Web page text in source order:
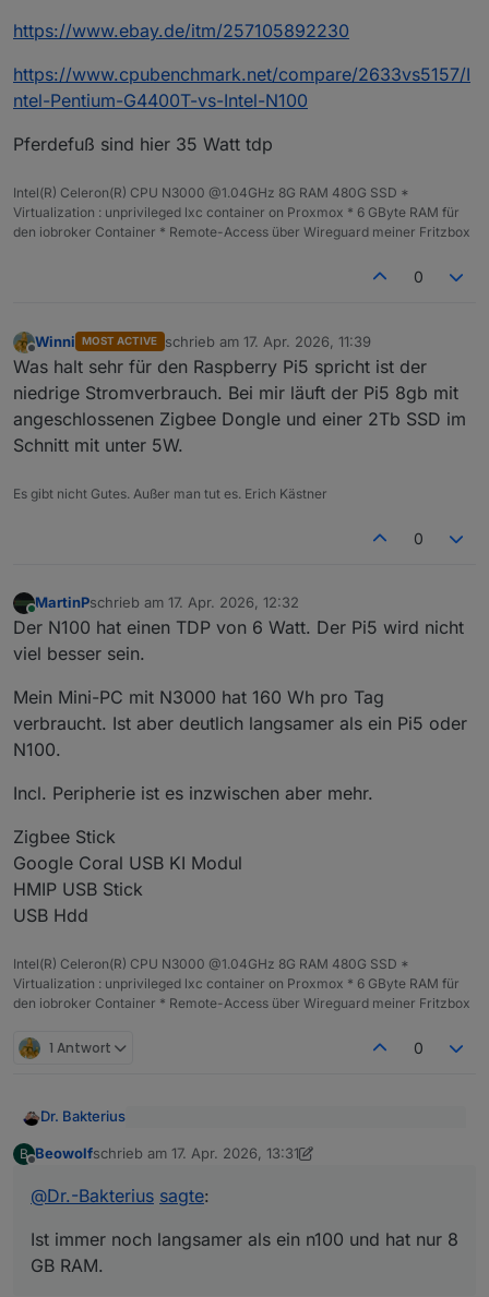
https://www.ebay.de/itm/257105892230
https://www.cpubenchmark.net/compare/2633vs5157/I
ntel-Pentium-G4400T-vs-Intel-N100
Pferdefuß sind hier 35 Watt tdp
Intel(R) Celeron(R) CPU N3000 @1.04GHz 8G RAM 480G SSD *
Virtualization : unprivileged lxc container on Proxmox * 6 GByte RAM für
den iobroker Container * Remote-Access über Wireguard meiner Fritzbox
0
Offline
Winni MOST ACTIVE schrieb am 17. Apr. 2026, 11:39
zuletzt editiert von
Was halt sehr für den Raspberry Pi5 spricht ist der
niedrige Stromverbrauch. Bei mir läuft der Pi5 8gb mit
angeschlossenen Zigbee Dongle und einer 2Tb SSD im
Schnitt mit unter 5W.
Es gibt nicht Gutes. Außer man tut es. Erich Kästner
0
Online
MartinPschrieb am 17. Apr. 2026, 12:32
zuletzt editiert von
Der N100 hat einen TDP von 6 Watt. Der Pi5 wird nicht
viel besser sein.
Mein Mini-PC mit N3000 hat 160 Wh pro Tag
verbraucht. Ist aber deutlich langsamer als ein Pi5 oder
N100.
Incl. Peripherie ist es inzwischen aber mehr.
Zigbee Stick
Google Coral USB KI Modul
HMIP USB Stick
USB Hdd
Intel(R) Celeron(R) CPU N3000 @1.04GHz 8G RAM 480G SSD *
Virtualization : unprivileged lxc container on Proxmox * 6 GByte RAM für
den iobroker Container * Remote-Access über Wireguard meiner Fritzbox
1 Antwort 0
Dr. Bakterius
langsamer als ein n100 und hat nur 8 GB RAM.
Laufwerk und ein Gehäuse. Ein Mini-PC mit
einem n100 ist da flexibler, er läuft mit bis zu 32
SSD-Wahnsinn schon deutlich höher als vor
einem Jahr. Aber ich finde, immer noch die
B Beowolfschrieb am 17. Apr. 2026, 13:31
zuletzt editiert von Beowolf
@Dr.-Bakterius sagte:
Ist immer noch langsamer als ein n100 und hat nur 8
GB RAM.